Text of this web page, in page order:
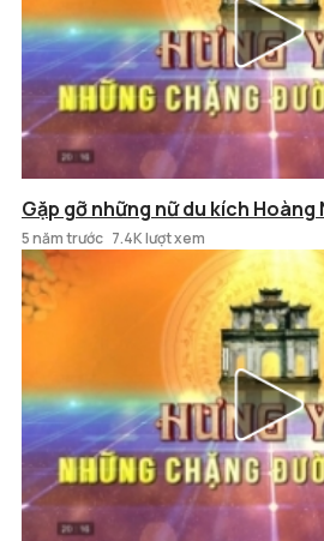
Gặp gỡ những nữ du kích Hoàng
5 năm trước 7.4K lượt xem